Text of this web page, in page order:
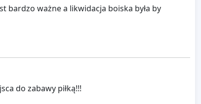
bardzo ważne a likwidacja boiska była by
do zabawy piłką!!!